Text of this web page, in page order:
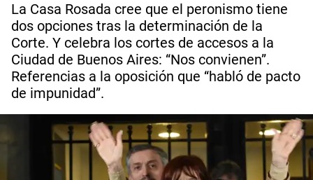
La Casa Rosada cree que el peronismo tiene
dos opciones tras la determinación de la
Corte. Y celebra los cortes de accesos a la
Ciudad de Buenos Aires: “Nos convienen”.
Referencias a la oposición que “habló de pacto
de impunidad”.